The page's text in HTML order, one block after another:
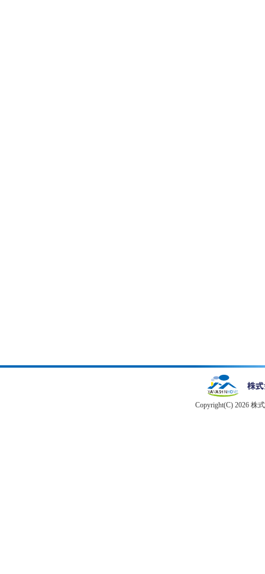
Copyright(C) 2026 株